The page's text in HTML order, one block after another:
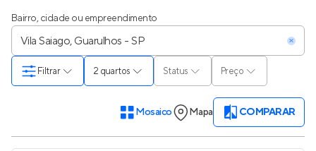
Bairro, cidade ou empreendimento
2 quartos Status Preço
Filtrar
Mosaico Mapa COMPARAR